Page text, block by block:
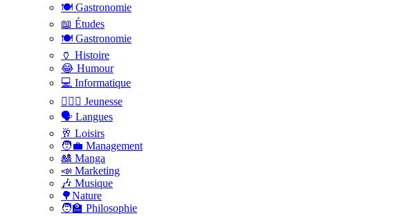
🍽️ Gastronomie
📖 Études
🍽️ Gastronomie
🏺 Histoire
😂 Humour
💻 Informatique
🤸🏽‍♀️ Jeunesse
🗣 Langues
🥂 Loisirs
🧑‍💼 Management
🎎 Manga
📣 Marketing
🎶 Musique
🌳Nature
🧑‍🏫 Philosophie